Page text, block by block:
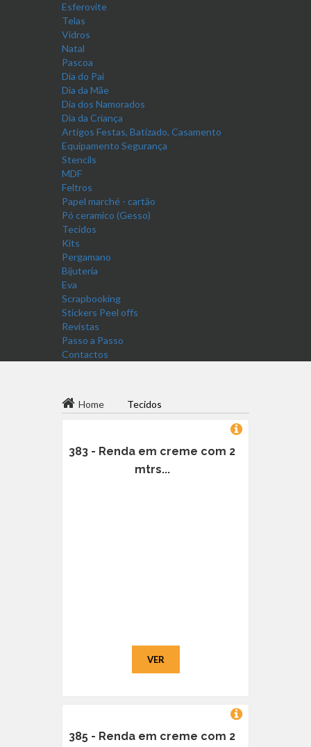
Esferovite
Telas
Vidros
Natal
Pascoa
Dia do Pai
Dia da Mãe
Dia dos Namorados
Dia da Criança
Artigos Festas, Batizado, Casamento
Equipamento Segurança
Stencils
MDF
Feltros
Papel marché - cartão
Pó ceramico (Gesso)
Tecidos
Kits
Pergamano
Bijuteria
Eva
Scrapbooking
Stickers Peel offs
Revistas
Passo a Passo
Contactos
Home Tecidos
383 - Renda em creme com 2
mtrs...
VER
385 - Renda em creme com 2